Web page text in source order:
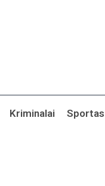
Kriminalai Sportas